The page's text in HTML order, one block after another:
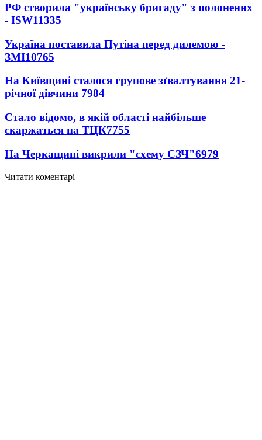
РФ створила "українську бригаду" з полонених
- ISW11335
Україна поставила Путіна перед дилемою -
ЗМІ10765
На Київщині сталося групове зґвалтування 21-
річної дівчини 7984
Стало відомо, в якій області найбільше
скаржаться на ТЦК7755
На Черкащині викрили "схему СЗЧ"6979
Читати коментарі